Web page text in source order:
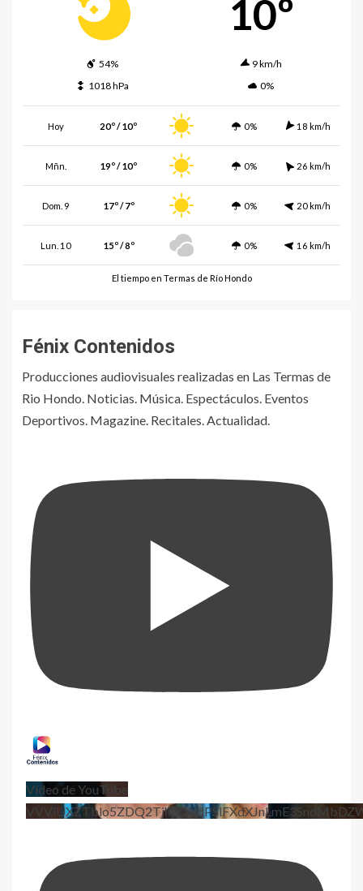
10º
54%
9 km/h
1018 hPa
0%
Hoy 20º / 10º 0% 18 km/h
Mñn. 19º / 10º 0% 26 km/h
Dom. 9 17º / 7º 0% 20 km/h
Lun. 10 15º / 8º 0% 16 km/h
El tiempo en Termas de Río Hondo
Fénix Contenidos
Producciones audiovisuales realizadas en Las Termas de
Rio Hondo. Noticias. Música. Espectáculos. Eventos
Deportivos. Magazine. Recitales. Actualidad.
Vídeo de YouTube